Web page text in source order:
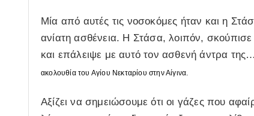
Μία από αυτές τις νοσοκόμες ήταν και η
ανίατη ασθένεια. Η Στάσα, λοιπόν,
και επάλειψε με αυτό τον ασθενή άντρα της…
ακολουθία του Αγίου Νεκταρίου στην Αίγινα.
Αξίζει να σημειώσουμε ότι οι γάζες που